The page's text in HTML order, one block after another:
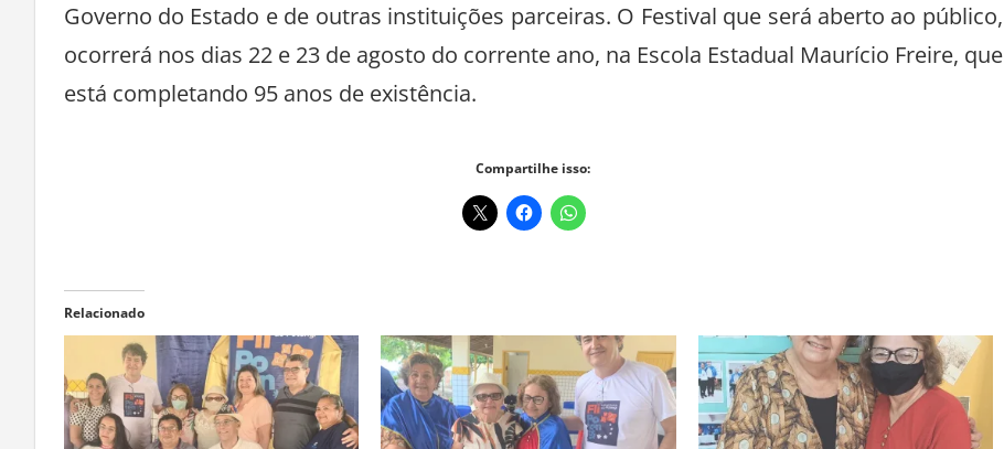
Governo do Estado e de outras instituições parceiras. O Festival que será aberto ao público,
ocorrerá nos dias 22 e 23 de agosto do corrente ano, na Escola Estadual Maurício Freire, que
está completando 95 anos de existência.
Compartilhe isso:
Relacionado